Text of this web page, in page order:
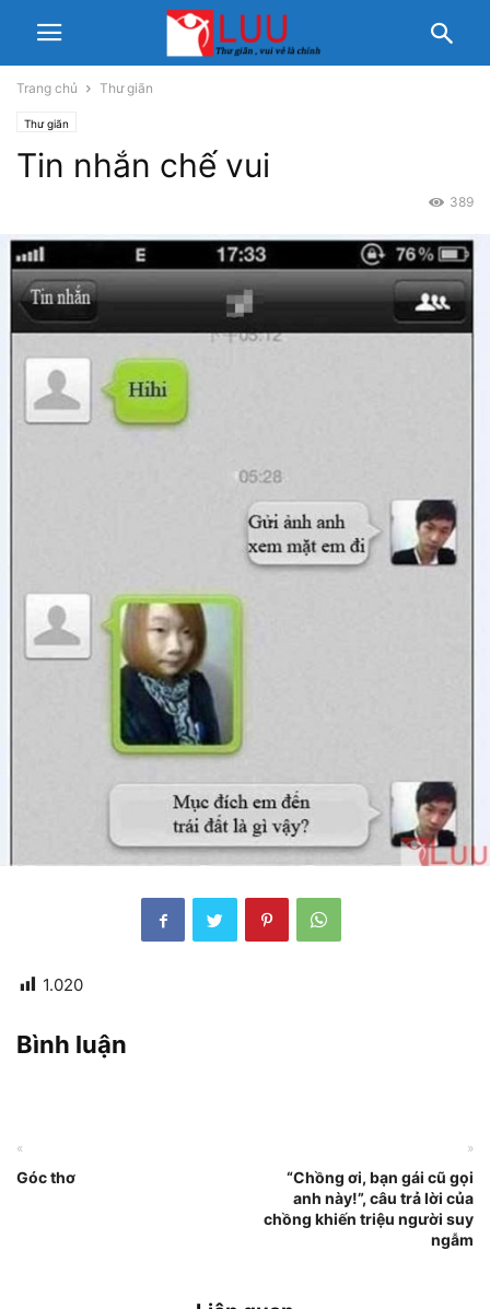
Trang chủ Thư giãn
Thư giãn
Tin nhắn chế vui
389
1.020
Bình luận
«
Góc thơ
»
“Chồng ơi, bạn gái cũ gọi
anh này!”, câu trả lời của
chồng khiến triệu người suy
ngẫm